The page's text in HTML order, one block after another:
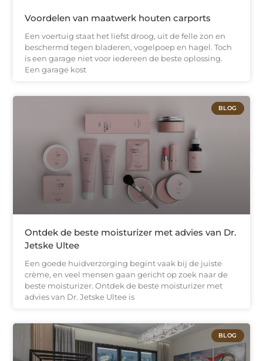
Voordelen van maatwerk houten carports
Een voertuig staat het liefst droog, uit de felle zon en
beschermd tegen bladeren, vogelpoep en hagel. Toch
is een garage niet voor iedereen de beste oplossing.
Een garage kost
BLOG
Ontdek de beste moisturizer met advies van Dr.
Jetske Ultee
Een goede huidverzorging begint vaak bij de juiste
crème, en veel mensen gaan gericht op zoek naar de
beste moisturizer. Ontdek de beste moisturizer met
advies van Dr. Jetske Ultee is
BLOG